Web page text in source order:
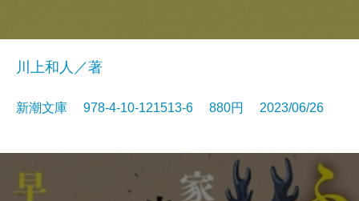
川上和人／著
新潮文庫 978-4-10-121513-6 880円 2023/06/26